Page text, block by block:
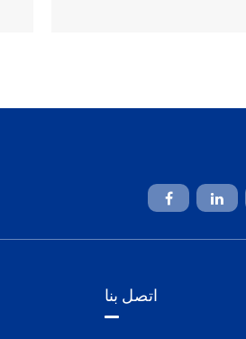
اتصل بنا